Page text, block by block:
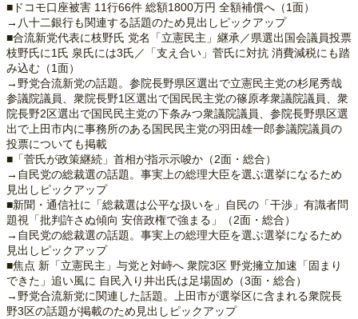
■ドコモ口座被害 11行66件 総額1800万円 全額補償へ（1面）
→八十二銀行も関連する話題のため見出しピックアップ
■合流新党代表に枝野氏 党名「立憲民主」継承／県選出国会議員投票
枝野氏に1氏 泉氏には3氏／「支え合い」菅氏に対抗 消費減税にも踏
み込む（1面）
→野党合流新党の話題。参院長野県区選出で立憲民主党の杉尾秀哉
参議院議員、衆院長野1区選出で国民民主党の篠原孝衆議院議員、衆
院長野2区選出で国民民主党の下条みつ衆議院議員、参院長野県区選
出で上田市内に事務所のある国民民主党の羽田雄一郎参議院議員の
投票についても掲載
■「菅氏が政策継続」首相が指示示唆か（2面・総合）
→自民党の総裁選の話題。事実上の総理大臣を選ぶ選挙になるため
見出しピックアップ
■新聞・通信社に「総裁選は公平な扱いを」自民の「干渉」有識者問
題視「批判許さぬ傾向 安倍政権で強まる」（2面・総合）
→自民党の総裁選の話題。事実上の総理大臣を選ぶ選挙になるため
見出しピックアップ
■焦点 新「立憲民主」与党と対峙へ 衆院3区 野党擁立加速「固まり
できた」追い風に 自民入り井出氏は足場固め（3面・総合）
→野党合流新党に関連した話題。上田市が選挙区に含まれる衆院長
野3区の話題が掲載のため見出しピックアップ